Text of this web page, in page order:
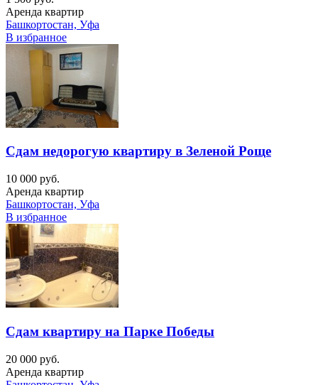
Аренда квартир
Башкортостан, Уфа
В избранное
Сдам недорогую квартиру в Зеленой Роще
10 000 руб.
Аренда квартир
Башкортостан, Уфа
В избранное
Сдам квартиру на Парке Победы
20 000 руб.
Аренда квартир